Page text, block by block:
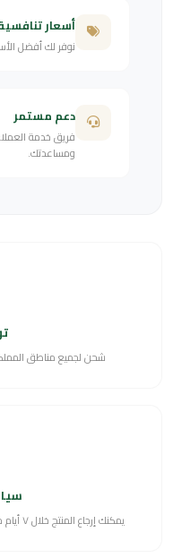
أسعار
نوفر لك أفضل
دعم مستمر
فريق خدمة
ومساعدتك.
شحن لجميع مناطق المملكة
يمكنك إرجاع المنتج خلال ٧ أيام من الاستلام بشرط أن يكون في حالته الأصلية.